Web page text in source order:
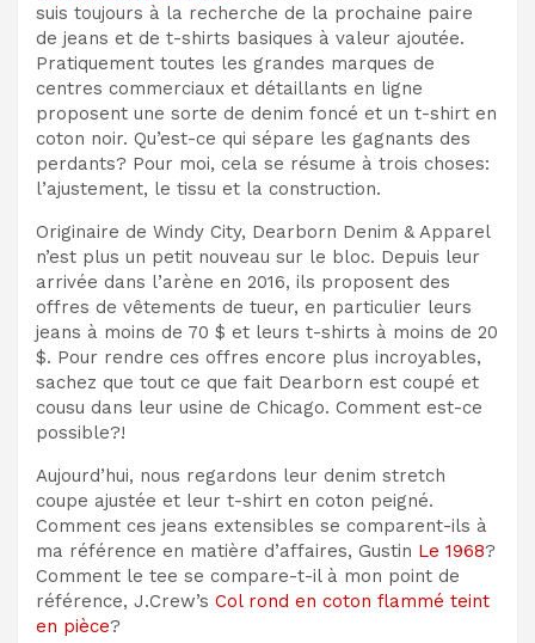
suis toujours à la recherche de la prochaine paire
de jeans et de t-shirts basiques à valeur ajoutée.
Pratiquement toutes les grandes marques de
centres commerciaux et détaillants en ligne
proposent une sorte de denim foncé et un t-shirt en
coton noir. Qu’est-ce qui sépare les gagnants des
perdants? Pour moi, cela se résume à trois choses:
l’ajustement, le tissu et la construction.
Originaire de Windy City, Dearborn Denim & Apparel
n’est plus un petit nouveau sur le bloc. Depuis leur
arrivée dans l’arène en 2016, ils proposent des
offres de vêtements de tueur, en particulier leurs
jeans à moins de 70 $ et leurs t-shirts à moins de 20
$. Pour rendre ces offres encore plus incroyables,
sachez que tout ce que fait Dearborn est coupé et
cousu dans leur usine de Chicago. Comment est-ce
possible?!
Aujourd’hui, nous regardons leur denim stretch
coupe ajustée et leur t-shirt en coton peigné.
Comment ces jeans extensibles se comparent-ils à
ma référence en matière d’affaires, Gustin Le 1968?
Comment le tee se compare-t-il à mon point de
référence, J.Crew’s Col rond en coton flammé teint
en pièce?